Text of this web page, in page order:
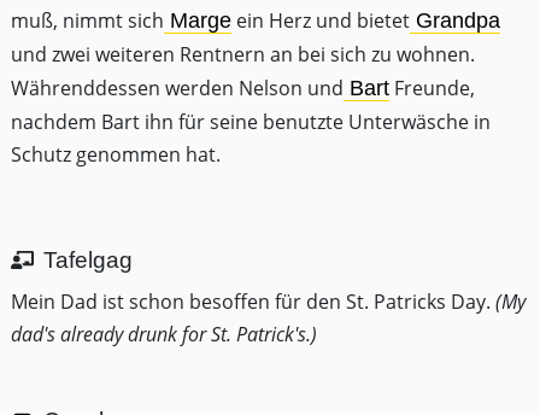
muß, nimmt sich Marge ein Herz und bietet Grandpa
und zwei weiteren Rentnern an bei sich zu wohnen.
Währenddessen werden Nelson und Bart Freunde,
nachdem Bart ihn für seine benutzte Unterwäsche in
Schutz genommen hat.
Tafelgag
Mein Dad ist schon besoffen für den St. Patricks Day. (My
dad's already drunk for St. Patrick's.)